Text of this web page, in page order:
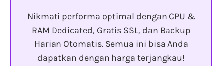
Nikmati performa optimal dengan CPU &
RAM Dedicated, Gratis SSL, dan Backup
Harian Otomatis. Semua ini bisa Anda
dapatkan dengan harga terjangkau!